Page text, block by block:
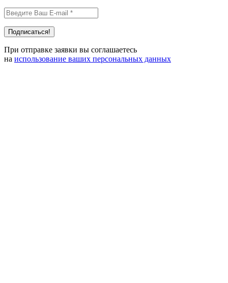
При отправке заявки вы соглашаетесь
на использование ваших персональных данных